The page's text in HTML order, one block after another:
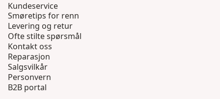
Kundeservice
Smøretips for renn
Levering og retur
Ofte stilte spørsmål
Kontakt oss
Reparasjon
Salgsvilkår
Personvern
B2B portal